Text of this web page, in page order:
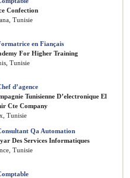
Confection
Tunisie
en Fiançais
For Higher Training
Tunisie
d’agence
Tunisienne D’electronique El
Cte Company
Tunisie
Qa Automation
Des Services Informatiques
Tunisie